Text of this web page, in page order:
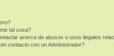
tal cosa?
acerca de abusos o usos ilegales
contacto con un Administrador?